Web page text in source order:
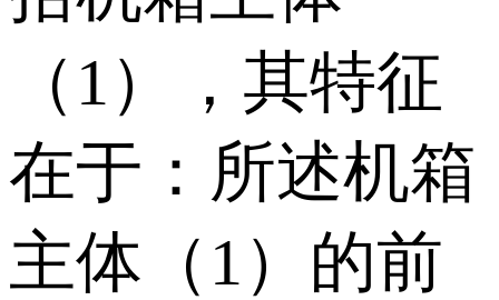
（1），其特征
在于：所述机箱
主体（1）的前